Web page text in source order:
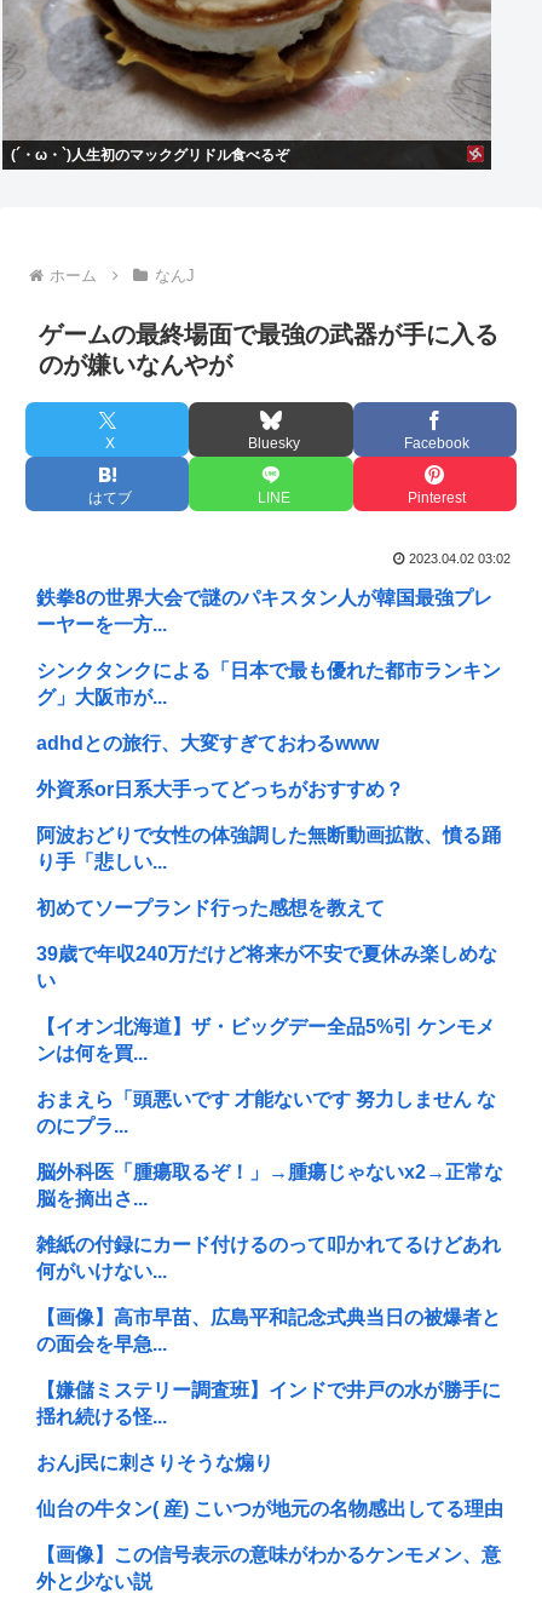
(´・ω・`)人生初のマックグリドル食べるぞ
ホーム なんJ
ゲームの最終場面で最強の武器が手に入る
のが嫌いなんやが
X Bluesky Facebook
はてブ LINE Pinterest
2023.04.02 03:02
鉄拳8の世界大会で謎のパキスタン人が韓国最強プレ
ーヤーを一方...
シンクタンクによる「日本で最も優れた都市ランキン
グ」大阪市が...
adhdとの旅行、大変すぎておわるwww
外資系or日系大手ってどっちがおすすめ？
阿波おどりで女性の体強調した無断動画拡散、憤る踊
り手「悲しい...
初めてソープランド行った感想を教えて
39歳で年収240万だけど将来が不安で夏休み楽しめな
い
【イオン北海道】ザ・ビッグデー全品5%引 ケンモメ
ンは何を買...
おまえら「頭悪いです 才能ないです 努力しません な
のにプラ...
脳外科医「腫瘍取るぞ！」→腫瘍じゃないx2→正常な
脳を摘出さ...
雑紙の付録にカード付けるのって叩かれてるけどあれ
何がいけない...
【画像】高市早苗、広島平和記念式典当日の被爆者と
の面会を早急...
【嫌儲ミステリー調査班】インドで井戸の水が勝手に
揺れ続ける怪...
おんj民に刺さりそうな煽り
仙台の牛タン( 産) こいつが地元の名物感出してる理由
【画像】この信号表示の意味がわかるケンモメン、意
外と少ない説